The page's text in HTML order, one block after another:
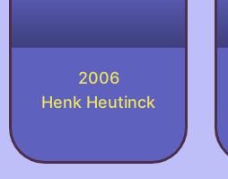
2006
Henk Heutinck